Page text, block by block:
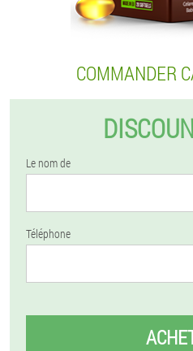
COMMANDER
Le nom de
Téléphone